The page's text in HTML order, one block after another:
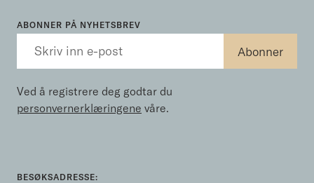
ABONNER PÅ NYHETSBREV
Ved å registrere deg godtar du
personvernerklæringene våre.
BESØKSADRESSE: